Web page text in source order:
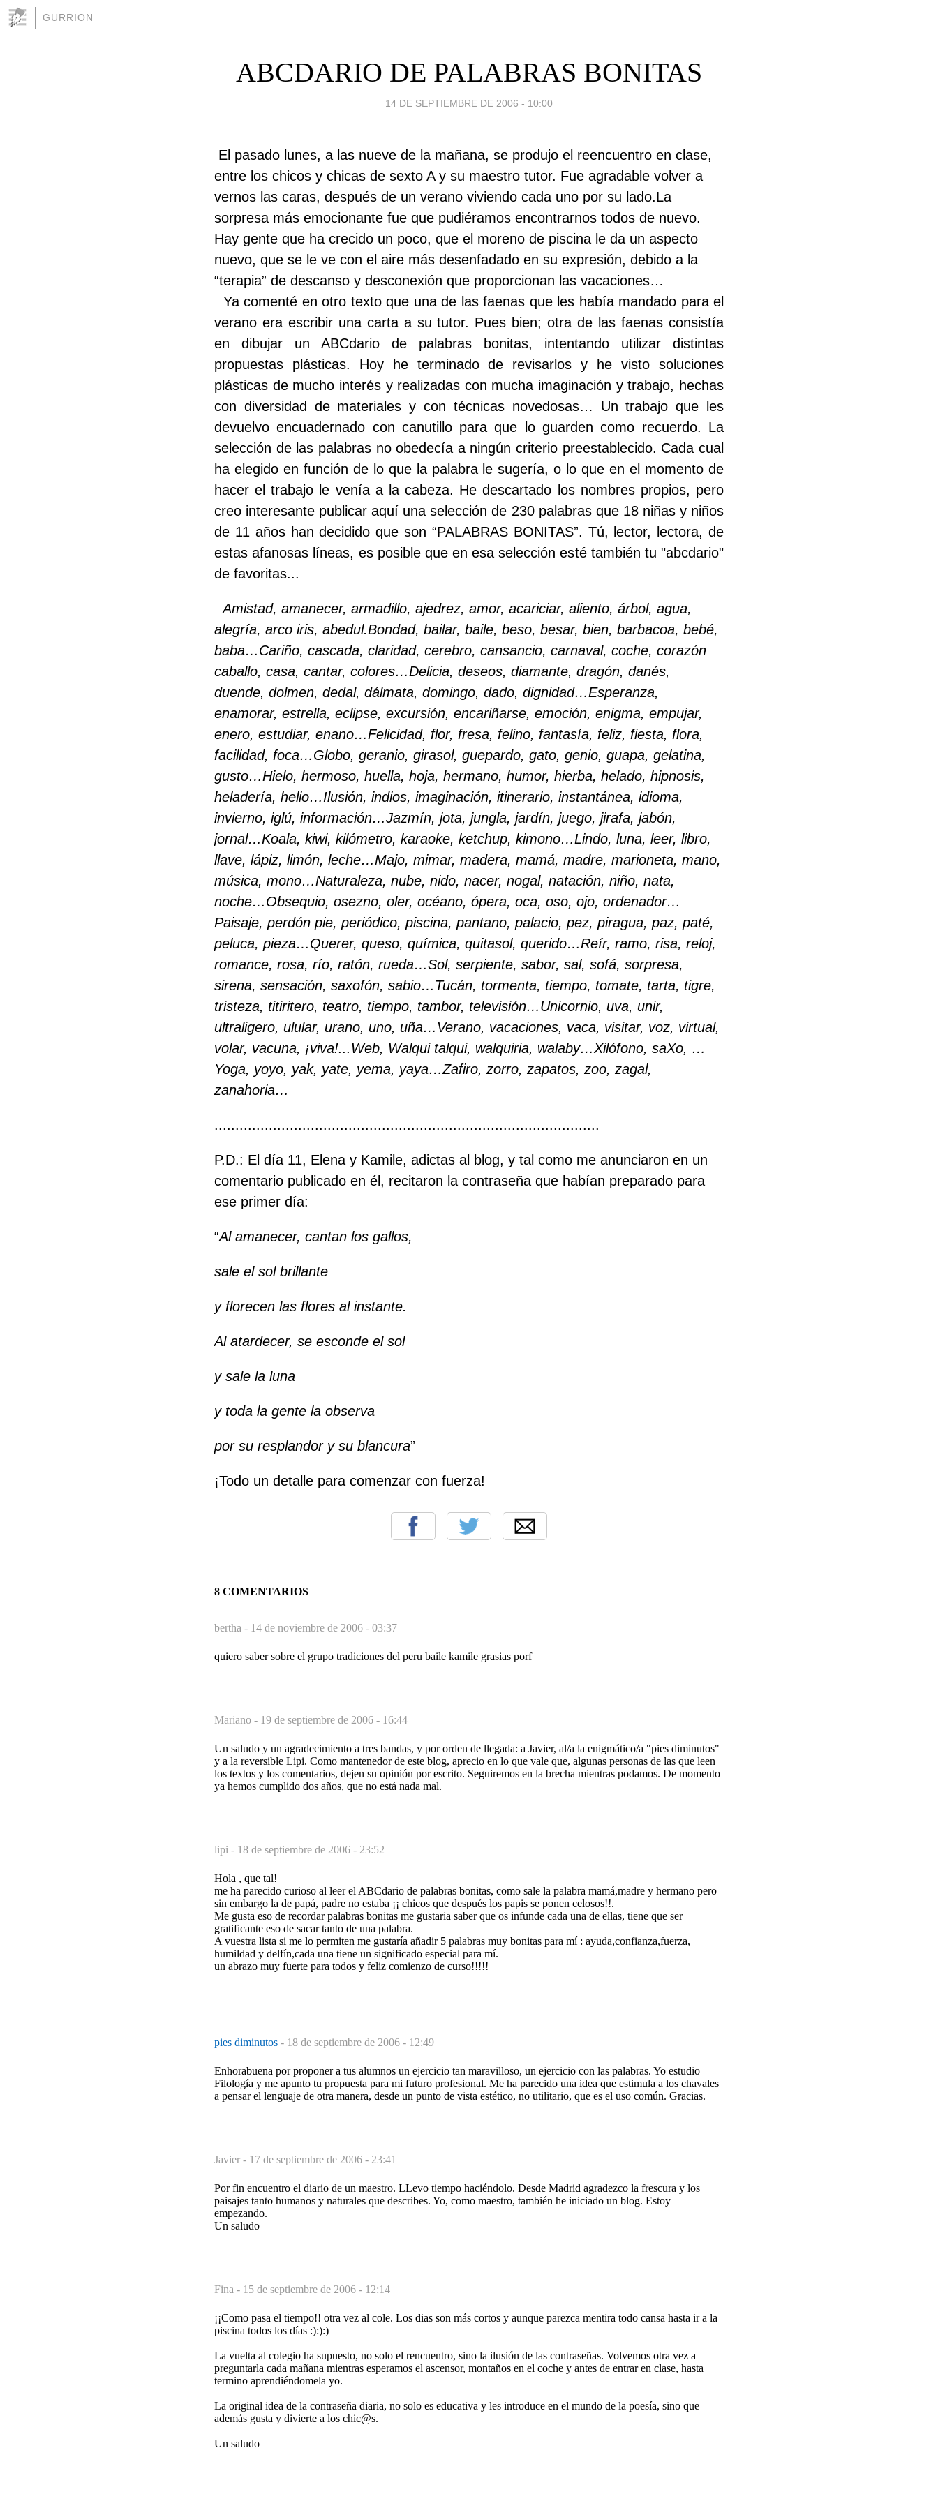
GURRION
ABCDARIO DE PALABRAS BONITAS
14 DE SEPTIEMBRE DE 2006 - 10:00
El pasado lunes, a las nueve de la mañana, se produjo el reencuentro en clase,
entre los chicos y chicas de sexto A y su maestro tutor. Fue agradable volver a
vernos las caras, después de un verano viviendo cada uno por su lado.La
sorpresa más emocionante fue que pudiéramos encontrarnos todos de nuevo.
Hay gente que ha crecido un poco, que el moreno de piscina le da un aspecto
nuevo, que se le ve con el aire más desenfadado en su expresión, debido a la
“terapia” de descanso y desconexión que proporcionan las vacaciones…
Ya comenté en otro texto que una de las faenas que les había mandado para el
verano era escribir una carta a su tutor. Pues bien; otra de las faenas consistía
en dibujar un ABCdario de palabras bonitas, intentando utilizar distintas
propuestas plásticas. Hoy he terminado de revisarlos y he visto soluciones
plásticas de mucho interés y realizadas con mucha imaginación y trabajo, hechas
con diversidad de materiales y con técnicas novedosas… Un trabajo que les
devuelvo encuadernado con canutillo para que lo guarden como recuerdo. La
selección de las palabras no obedecía a ningún criterio preestablecido. Cada cual
ha elegido en función de lo que la palabra le sugería, o lo que en el momento de
hacer el trabajo le venía a la cabeza. He descartado los nombres propios, pero
creo interesante publicar aquí una selección de 230 palabras que 18 niñas y niños
de 11 años han decidido que son “PALABRAS BONITAS”. Tú, lector, lectora, de
estas afanosas líneas, es posible que en esa selección esté también tu "abcdario"
de favoritas...
Amistad, amanecer, armadillo, ajedrez, amor, acariciar, aliento, árbol, agua,
alegría, arco iris, abedul.Bondad, bailar, baile, beso, besar, bien, barbacoa, bebé,
baba…Cariño, cascada, claridad, cerebro, cansancio, carnaval, coche, corazón
caballo, casa, cantar, colores…Delicia, deseos, diamante, dragón, danés,
duende, dolmen, dedal, dálmata, domingo, dado, dignidad…Esperanza,
enamorar, estrella, eclipse, excursión, encariñarse, emoción, enigma, empujar,
enero, estudiar, enano…Felicidad, flor, fresa, felino, fantasía, feliz, fiesta, flora,
facilidad, foca…Globo, geranio, girasol, guepardo, gato, genio, guapa, gelatina,
gusto…Hielo, hermoso, huella, hoja, hermano, humor, hierba, helado, hipnosis,
heladería, helio…Ilusión, indios, imaginación, itinerario, instantánea, idioma,
invierno, iglú, información…Jazmín, jota, jungla, jardín, juego, jirafa, jabón,
jornal…Koala, kiwi, kilómetro, karaoke, ketchup, kimono…Lindo, luna, leer, libro,
llave, lápiz, limón, leche…Majo, mimar, madera, mamá, madre, marioneta, mano,
música, mono…Naturaleza, nube, nido, nacer, nogal, natación, niño, nata,
noche…Obsequio, osezno, oler, océano, ópera, oca, oso, ojo, ordenador…
Paisaje, perdón pie, periódico, piscina, pantano, palacio, pez, piragua, paz, paté,
peluca, pieza…Querer, queso, química, quitasol, querido…Reír, ramo, risa, reloj,
romance, rosa, río, ratón, rueda…Sol, serpiente, sabor, sal, sofá, sorpresa,
sirena, sensación, saxofón, sabio… Tucán, tormenta, tiempo, tomate, tarta, tigre,
tristeza, titiritero, teatro, tiempo, tambor, televisión…Unicornio, uva, unir,
ultraligero, ulular, urano, uno, uña…Verano, vacaciones, vaca, visitar, voz, virtual,
volar, vacuna, ¡viva!...Web, Walqui talqui, walquiria, walaby…Xilófono, saXo, …
Yoga, yoyo, yak, yate, yema, yaya…Zafiro, zorro, zapatos, zoo, zagal,
zanahoria…
............................................................................................
P.D.: El día 11, Elena y Kamile, adictas al blog, y tal como me anunciaron en un
comentario publicado en él, recitaron la contraseña que habían preparado para
ese primer día:
“Al amanecer, cantan los gallos,
sale el sol brillante
y florecen las flores al instante.
Al atardecer, se esconde el sol
y sale la luna
y toda la gente la observa
por su resplandor y su blancura”
¡Todo un detalle para comenzar con fuerza!
8 COMENTARIOS
bertha - 14 de noviembre de 2006 - 03:37
quiero saber sobre el grupo tradiciones del peru baile kamile grasias porf
Mariano - 19 de septiembre de 2006 - 16:44
Un saludo y un agradecimiento a tres bandas, y por orden de llegada: a Javier, al/a la enigmático/a "pies diminutos"
y a la reversible Lipi. Como mantenedor de este blog, aprecio en lo que vale que, algunas personas de las que leen
los textos y los comentarios, dejen su opinión por escrito. Seguiremos en la brecha mientras podamos. De momento
ya hemos cumplido dos años, que no está nada mal.
lipi - 18 de septiembre de 2006 - 23:52
Hola , que tal!
me ha parecido curioso al leer el ABCdario de palabras bonitas, como sale la palabra mamá,madre y hermano pero
sin embargo la de papá, padre no estaba ¡¡ chicos que después los papis se ponen celosos!!.
Me gusta eso de recordar palabras bonitas me gustaria saber que os infunde cada una de ellas, tiene que ser
gratificante eso de sacar tanto de una palabra.
A vuestra lista si me lo permiten me gustaría añadir 5 palabras muy bonitas para mí : ayuda,confianza,fuerza,
humildad y delfín,cada una tiene un significado especial para mí.
un abrazo muy fuerte para todos y feliz comienzo de curso!!!!!
pies diminutos - 18 de septiembre de 2006 - 12:49
Enhorabuena por proponer a tus alumnos un ejercicio tan maravilloso, un ejercicio con las palabras. Yo estudio
Filología y me apunto tu propuesta para mi futuro profesional. Me ha parecido una idea que estimula a los chavales
a pensar el lenguaje de otra manera, desde un punto de vista estético, no utilitario, que es el uso común. Gracias.
Javier - 17 de septiembre de 2006 - 23:41
Por fin encuentro el diario de un maestro. LLevo tiempo haciéndolo. Desde Madrid agradezco la frescura y los
paisajes tanto humanos y naturales que describes. Yo, como maestro, también he iniciado un blog. Estoy
empezando.
Un saludo
Fina - 15 de septiembre de 2006 - 12:14
¡¡Como pasa el tiempo!! otra vez al cole. Los dias son más cortos y aunque parezca mentira todo cansa hasta ir a la
piscina todos los días :):):)
La vuelta al colegio ha supuesto, no solo el rencuentro, sino la ilusión de las contraseñas. Volvemos otra vez a
preguntarla cada mañana mientras esperamos el ascensor, montaños en el coche y antes de entrar en clase, hasta
termino aprendiéndomela yo.
La original idea de la contraseña diaria, no solo es educativa y les introduce en el mundo de la poesía, sino que
además gusta y divierte a los chic@s.
Un saludo